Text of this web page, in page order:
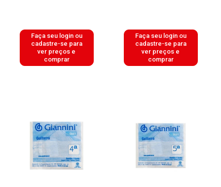
Faça seu login ou
cadastre-se para
ver preços e
comprar
Faça seu login ou
cadastre-se para
ver preços e
comprar